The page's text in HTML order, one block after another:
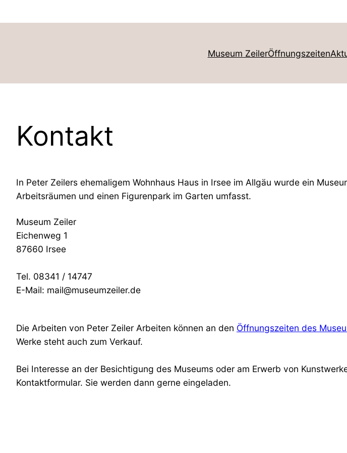
Museum ZeilerÖffnungszeiten
Kontakt
In Peter Zeilers ehemaligem Wohnhaus Haus in Irsee im Allgäu wurde ein
Arbeitsräumen und einen Figurenpark im Garten umfasst.
Museum Zeiler
Eichenweg 1
87660 Irsee
Tel. 08341 / 14747
E-Mail: mail@museumzeiler.de
Die Arbeiten von Peter Zeiler Arbeiten können an den Öffnungszeiten des
Werke steht auch zum Verkauf.
Bei Interesse an der Besichtigung des Museums oder am Erwerb von
Kontaktformular. Sie werden dann gerne eingeladen.